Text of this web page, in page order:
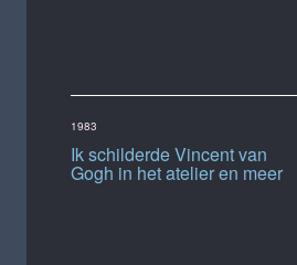
Ik schilderde Vincent van
Gogh in het atelier en meer
1983